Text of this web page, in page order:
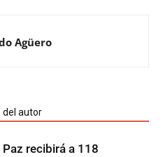
Agüero
del autor
recibirá a 118